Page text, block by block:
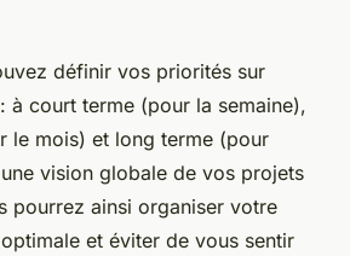
définir vos priorités sur
à court terme (pour la semaine),
le mois) et long terme (pour
vision globale de vos projets
pourrez ainsi organiser votre
et éviter de vous sentir